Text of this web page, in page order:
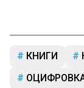
КНИГИ